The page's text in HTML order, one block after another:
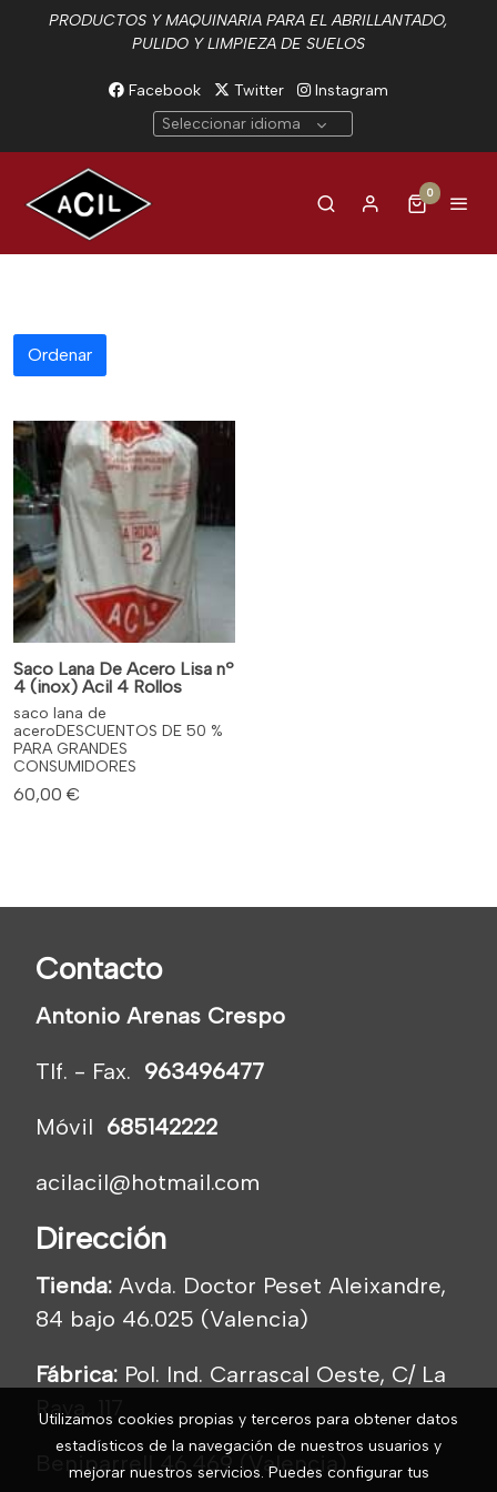
PRODUCTOS Y MAQUINARIA PARA EL ABRILLANTADO,
PULIDO Y LIMPIEZA DE SUELOS
Facebook Twitter
Instagram
Seleccionar idioma
0
Ordenar
Saco Lana De Acero Lisa nº
4 (inox) Acil 4 Rollos
saco lana de
aceroDESCUENTOS DE 50 %
PARA GRANDES
CONSUMIDORES
60,00 €
Contacto
Antonio Arenas Crespo
Tlf. - Fax. 963496477
Móvil 685142222
acilacil@hotmail.com
Dirección
Tienda: Avda. Doctor Peset Aleixandre,
84 bajo 46.025 (Valencia)
Fábrica: Pol. Ind. Carrascal Oeste, C/ La
Raya, 117
Beniparrell 46.469 (Valencia)
Utilizamos cookies propias y terceros para obtener datos
estadísticos de la navegación de nuestros usuarios y
mejorar nuestros servicios. Puedes configurar tus